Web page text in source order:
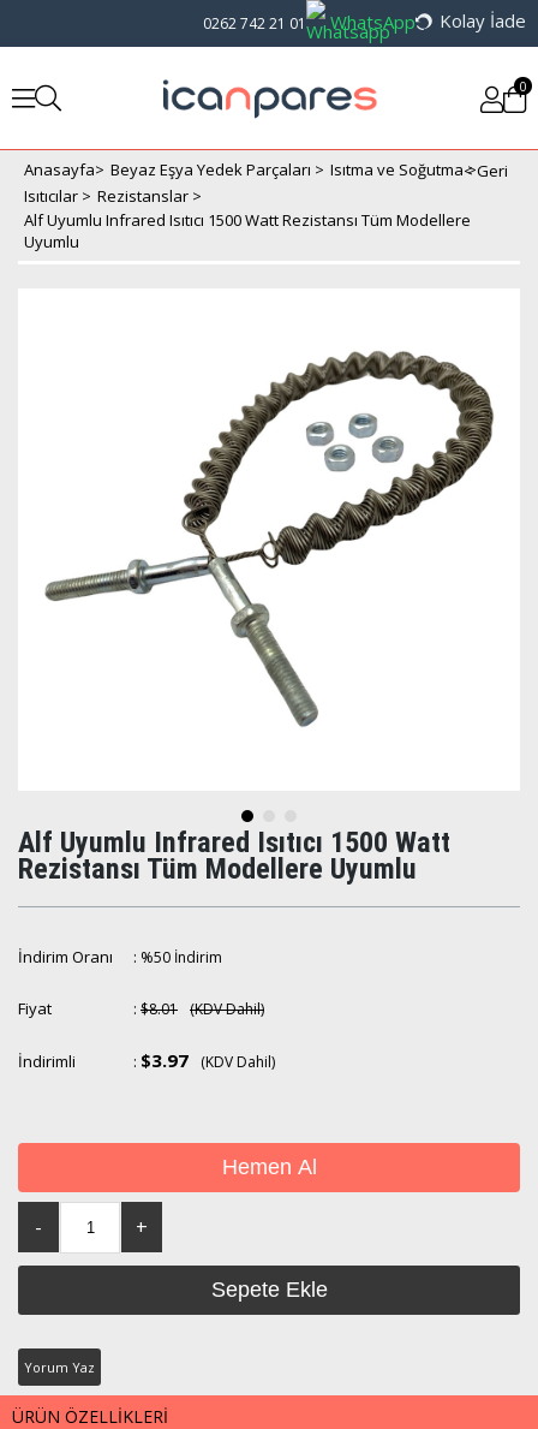
0262 742 21 01 WhatsApp Kolay İade
0
Anasayfa> Beyaz Eşya Yedek Parçaları > Isıtma ve Soğutma>
Isıtıcılar > Rezistanslar >
Alf Uyumlu Infrared Isıtıcı 1500 Watt Rezistansı Tüm Modellere
Uyumlu
Alf Uyumlu Infrared Isıtıcı 1500 Watt
Rezistansı Tüm Modellere Uyumlu
İndirim Oranı : %50 İndirim
Fiyat : $8.01 (KDV Dahil)
İndirimli : $3.97 (KDV Dahil)
Yorum Yaz
ÜRÜN ÖZELLIKLERI